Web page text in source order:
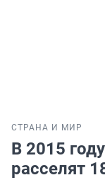
СТРАНА И МИР
В 2015
расселят